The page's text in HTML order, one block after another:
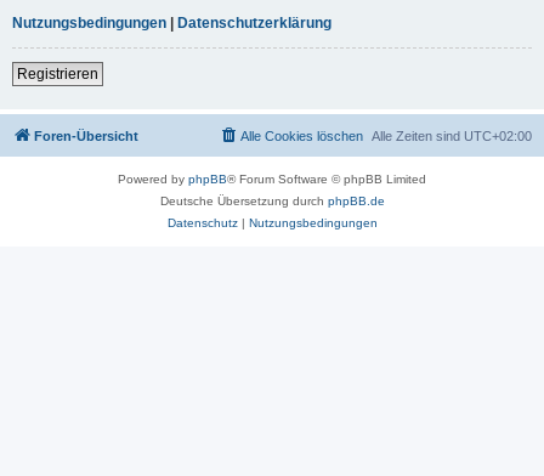
Nutzungsbedingungen | Datenschutzerklärung
Registrieren
Foren-Übersicht Alle Zeiten sind UTC+02:00
Alle Cookies löschen
Powered by phpBB® Forum Software © phpBB Limited
Deutsche Übersetzung durch phpBB.de
Datenschutz| Nutzungsbedingungen